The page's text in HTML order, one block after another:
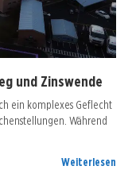
und Zinswende
ein komplexes Geflecht
Während
Weiterlesen